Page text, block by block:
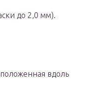
до 2,0 мм).
вдоль